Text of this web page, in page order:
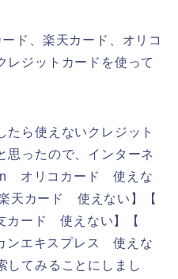
ド、楽天カード、オリコ
レジットカードを使って
たら使えないクレジット
思ったので、インターネ
オリコカード 使えな
天カード 使えない】【
ード 使えない】【
エキスプレス 使えな
してみることにしまし